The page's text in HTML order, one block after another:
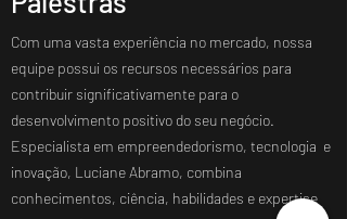
Com uma vasta experiência no mercado, nossa
equipe possui os recursos necessários para
contribuir significativamente para o
desenvolvimento positivo do seu negócio.
Especialista em empreendedorismo, tecnologia e
inovação, Luciane Abramo, combina
conhecimentos, ciência, habilidades e expertise